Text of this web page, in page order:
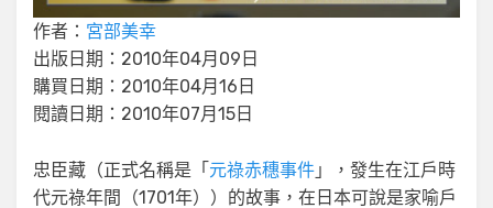
作者： 宮部美幸
出版日期：2010年04月09日
購買日期：2010年04月16日
閱讀日期：2010年07月15日
忠臣藏（正式名稱是「 元祿赤穗事件 」，發生在江戶時
代元祿年間（1701年））的故事，在日本可說是家喻戶